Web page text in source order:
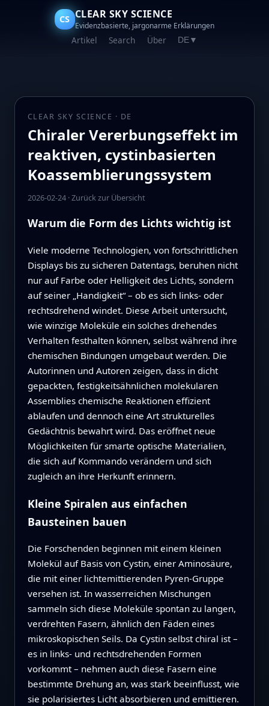
CS CLEAR SKY SCIENCE
Evidenzbasierte, jargonarme Erklärungen
Artikel Search Über DE▼
CLEAR SKY SCIENCE · DE
Chiraler Vererbungseffekt im
reaktiven, cystinbasierten
Koassemblierungssystem
2026-02-24·Zurück zur Übersicht
Warum die Form des Lichts wichtig ist
Viele moderne Technologien, von fortschrittlichen
Displays bis zu sicheren Datentags, beruhen nicht
nur auf Farbe oder Helligkeit des Lichts, sondern
auf seiner „Handigkeit“ – ob es sich links- oder
rechtsdrehend windet. Diese Arbeit untersucht,
wie winzige Moleküle ein solches drehendes
Verhalten festhalten können, selbst während ihre
chemischen Bindungen umgebaut werden. Die
Autorinnen und Autoren zeigen, dass in dicht
gepackten, festigkeitsähnlichen molekularen
Assemblies chemische Reaktionen effizient
ablaufen und dennoch eine Art strukturelles
Gedächtnis bewahrt wird. Das eröffnet neue
Möglichkeiten für smarte optische Materialien,
die sich auf Kommando verändern und sich
zugleich an ihre Herkunft erinnern.
Kleine Spiralen aus einfachen
Bausteinen bauen
Die Forschenden beginnen mit einem kleinen
Molekül auf Basis von Cystin, einer Aminosäure,
die mit einer lichtemittierenden Pyren-Gruppe
versehen ist. In wasserreichen Mischungen
sammeln sich diese Moleküle spontan zu langen,
verdrehten Fasern, ähnlich den Fäden eines
mikroskopischen Seils. Da Cystin selbst chiral ist –
es in links- und rechtsdrehenden Formen
vorkommt – nehmen auch diese Fasern eine
bestimmte Drehung an, was stark beeinflusst, wie
sie polarisiertes Licht absorbieren und emittieren.